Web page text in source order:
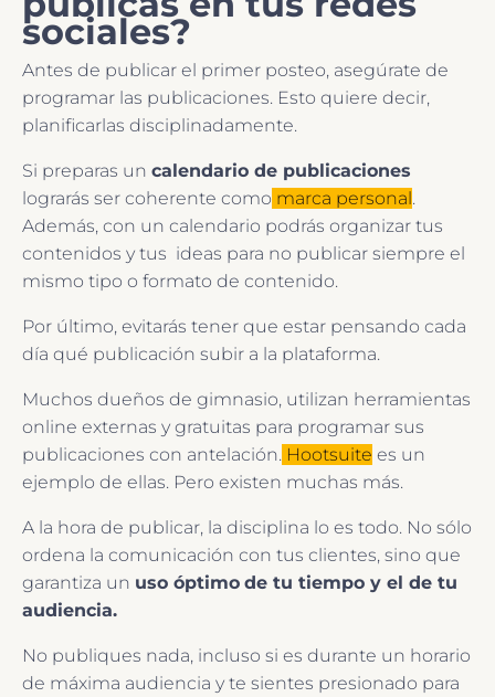
sociales?
Antes de publicar el primer posteo, asegúrate de
programar las publicaciones. Esto quiere decir,
planificarlas disciplinadamente.
Si preparas un calendario de publicaciones
lograrás ser coherente como marca personal.
Además, con un calendario podrás organizar tus
contenidos y tus ideas para no publicar siempre el
mismo tipo o formato de contenido.
Por último, evitarás tener que estar pensando cada
día qué publicación subir a la plataforma.
Muchos dueños de gimnasio, utilizan herramientas
online externas y gratuitas para programar sus
publicaciones con antelación. Hootsuite es un
ejemplo de ellas. Pero existen muchas más.
A la hora de publicar, la disciplina lo es todo. No sólo
ordena la comunicación con tus clientes, sino que
garantiza un uso óptimo de tu tiempo y el de tu
audiencia.
No publiques nada, incluso si es durante un horario
de máxima audiencia y te sientes presionado para